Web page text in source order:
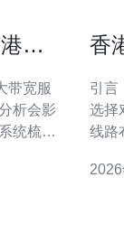
大
带宽服
析会影
统梳理
香
引言
选择
线路
质量